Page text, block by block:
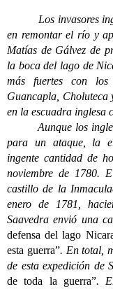
Los invasores
en remontar el río y
Matías de Gálvez de
la boca del lago de
más fuertes con
Guancapla, Choluteca
en la escuadra inglesa
Aunque los
para un ataque, la
ingente cantidad de
noviembre de 1780.
castillo de la
enero de 1781,
Saavedra envió una
defensa del lago
esta guerra”. En total,
de esta expedición de
de toda la guerra”.